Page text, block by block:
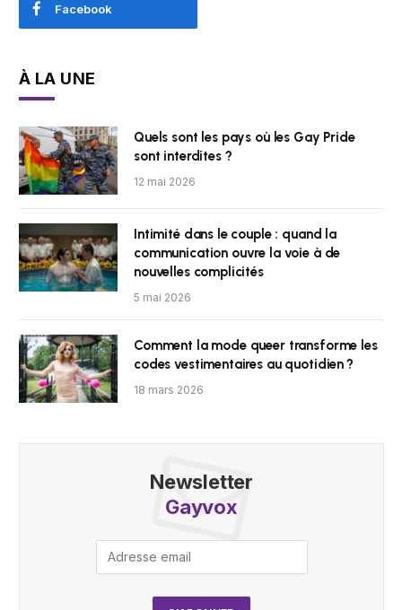
Facebook
À LA UNE
Quels sont les pays où les Gay Pride
sont interdites ?
12 mai 2026
Intimité dans le couple : quand la
communication ouvre la voie à de
nouvelles complicités
5 mai 2026
Comment la mode queer transforme les
codes vestimentaires au quotidien ?
18 mars 2026
Newsletter
Gayvox